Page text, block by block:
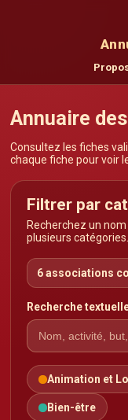
Annuaire
Consultez les fiches
chaque fiche pour voir
Filtrer par
Recherchez un
plusieurs catégories.
6 associations
Recherche
Animation et
Bien-être